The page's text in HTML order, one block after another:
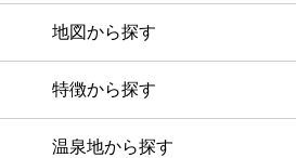
地図から探す
特徴から探す
温泉地から探す